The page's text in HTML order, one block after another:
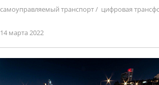
самоуправляемый транспорт/ цифровая
14 марта 2022